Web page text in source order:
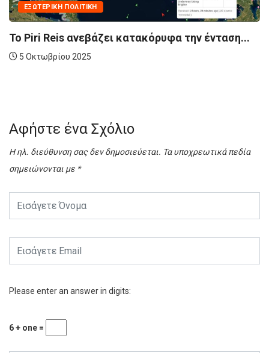
ΠΟΛΙΤΙΚΉ
Reis ανεβάζει κατακόρυφα την ένταση...
2025
Αφήστε ένα Σχόλιο
Η ηλ. διεύθυνση σας δεν δημοσιεύεται. Τα υποχρεωτικά πεδία
σημειώνονται με *
Please enter an answer in digits:
6 + one =